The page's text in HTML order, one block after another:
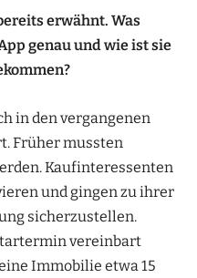
erwähnt. Was
genau und wie ist sie
in den vergangenen
Früher mussten
Kaufinteressenten
und gingen zu ihrer
sicherzustellen.
vereinbart
Immobilie etwa 15